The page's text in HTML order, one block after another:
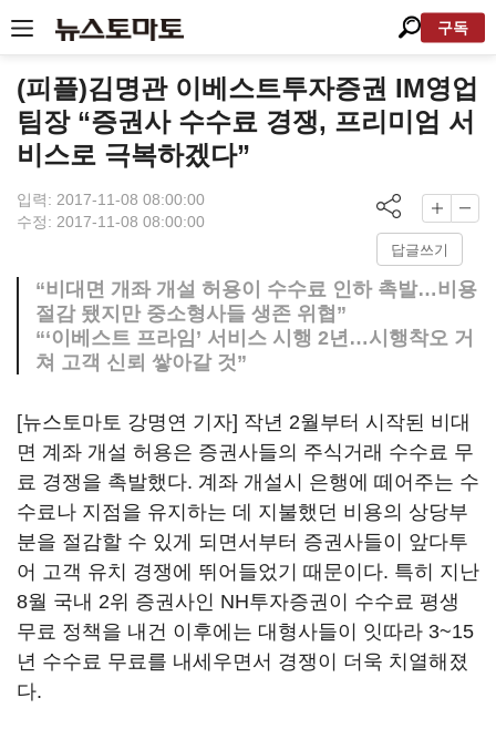
구독
(피플)김명관 이베스트투자증권 IM영업
팀장 “증권사 수수료 경쟁, 프리미엄 서
비스로 극복하겠다”
입력: 2017-11-08 08:00:00
수정: 2017-11-08 08:00:00
답글쓰기
“비대면 개좌 개설 허용이 수수료 인하 촉발…비용
절감 됐지만 중소형사들 생존 위협”
“‘이베스트 프라임’ 서비스 시행 2년…시행착오 거
쳐 고객 신뢰 쌓아갈 것”
[뉴스토마토 강명연 기자] 작년 2월부터 시작된 비대
면 계좌 개설 허용은 증권사들의 주식거래 수수료 무
료 경쟁을 촉발했다. 계좌 개설시 은행에 떼어주는 수
수료나 지점을 유지하는 데 지불했던 비용의 상당부
분을 절감할 수 있게 되면서부터 증권사들이 앞다투
어 고객 유치 경쟁에 뛰어들었기 때문이다. 특히 지난
8월 국내 2위 증권사인 NH투자증권이 수수료 평생
무료 정책을 내건 이후에는 대형사들이 잇따라 3~15
년 수수료 무료를 내세우면서 경쟁이 더욱 치열해졌
다.